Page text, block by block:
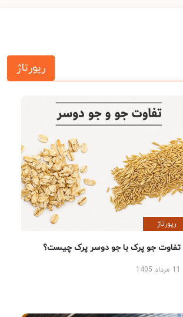
رپورتاژ
رپورتاژ
تفاوت جو پرک با جو دوسر پرک چیست؟